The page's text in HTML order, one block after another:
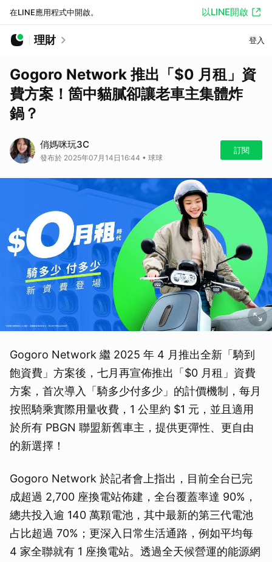
在LINE應用程式中開啟。 以LINE開啟
理財 登入
Gogoro Network 推出「$0 月租」資
費方案！箇中貓膩卻讓老車主集體炸
鍋？
俏媽咪玩3C
發布於 2025年07月14日16:44 • 球球
訂閱
Gogoro Network 繼 2025 年 4 月推出全新「騎到
飽資費」方案後，七月再宣佈推出「$0 月租」資費
方案，首次導入「騎多少付多少」的計價機制，每月
按照騎乘實際用量收費，1 公里約 $1 元，並且適用
於所有 PBGN 聯盟新舊車主，提供更彈性、更自由
的新選擇！
Gogoro Network 於記者會上指出，目前全台已完
成超過 2,700 座換電站佈建，全台覆蓋率達 90%，
總共投入逾 140 萬顆電池，其中最新的第三代電池
占比超過 70%；更深入日常生活通路，例如平均每
4 家全聯就有 1 座換電站。透過全天候營運的能源網